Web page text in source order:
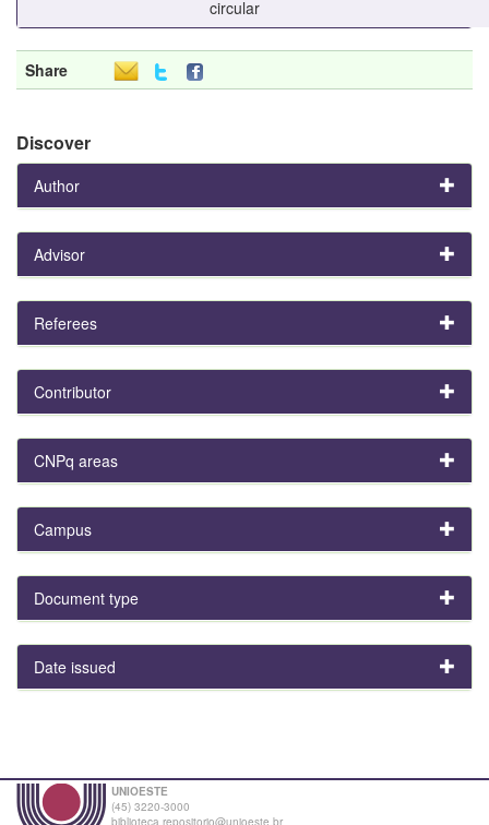
circular
Share
Discover
Author
Advisor
Referees
Contributor
CNPq areas
Campus
Document type
Date issued
UNIOESTE
(45) 3220-3000
biblioteca.repositorio@unioeste.br